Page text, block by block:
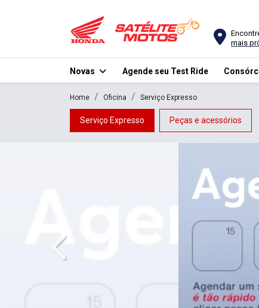
mais
Novas Agende seu Test Ride
Home Oficina Serviço Expresso
Serviço Expresso Peças e acessórios